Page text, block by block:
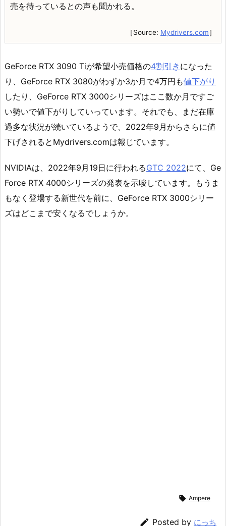
売を待っているとの声も聞かれる。
［Source: Mydrivers.com］
GeForce RTX 3090 Tiが希望小売価格の4割引き になった
り、GeForce RTX 3080がわずか3か月で4万円も値下がり
したり、GeForce RTX 3000シリーズはここ数か月ですご
い勢いで値下がりしていっています。それでも、まだ在庫
過多な状況が続いているようで、2022年9月からさらに値
下げされると Mydrivers.comは報じています。
NVIDIAは、2022年9月19日に行われるGTC 2022にて、Ge
Force RTX 4000シリーズの発表を示唆しています。もうま
もなく登場する新世代を前に、GeForce RTX 3000シリー
ズはどこまで安くなるでしょうか。
 Ampere
 Posted by にっち